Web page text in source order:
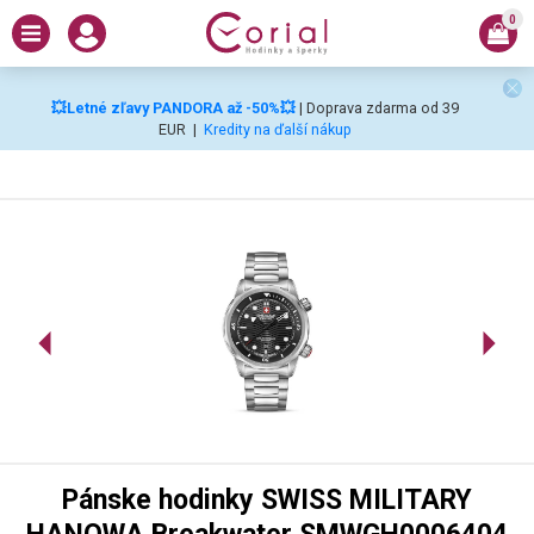
💥Letné zľavy PANDORA až -50%💥 | Doprava zdarma od 39
EUR | Kredity na ďalší nákup
0
Pánske hodinky SWISS MILITARY